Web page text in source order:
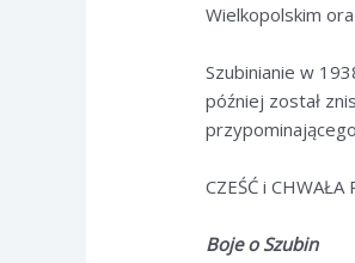
Wielkopolskim
Szubinianie w
później został
CZEŚĆ i CHWAŁA
Boje o Szubin